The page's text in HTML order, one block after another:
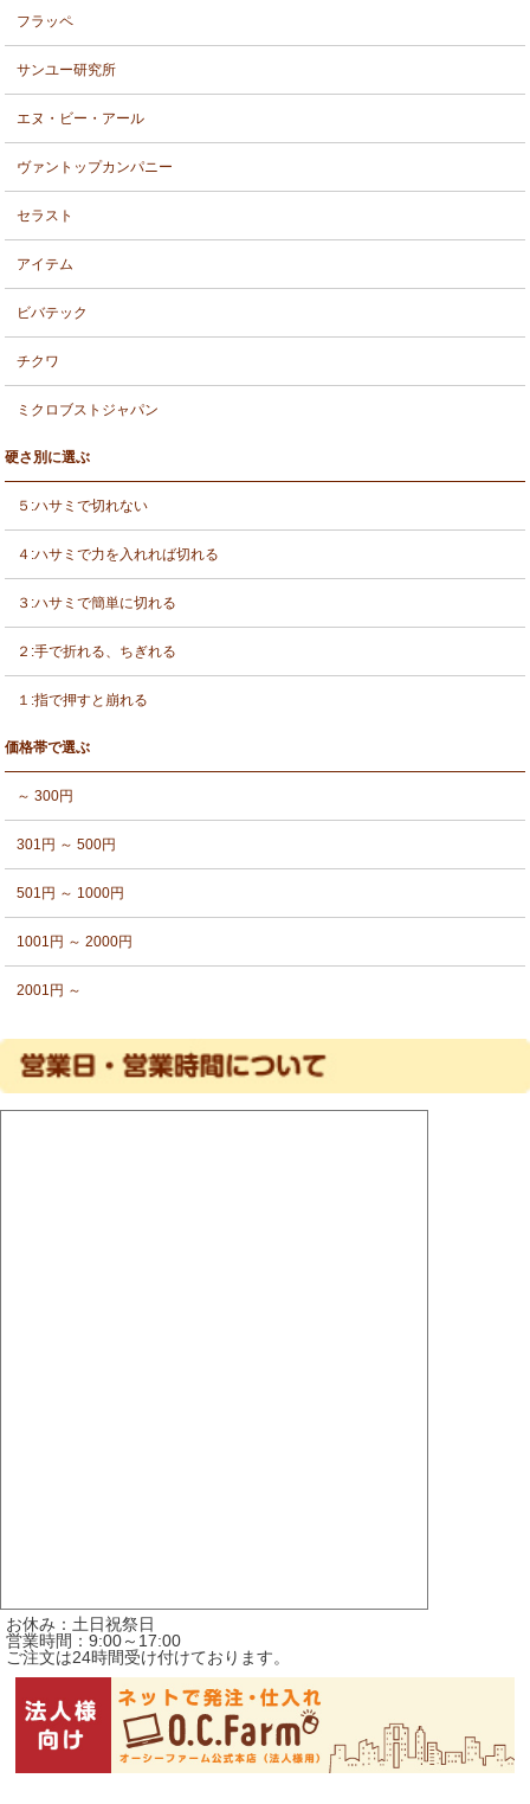
フラッペ
サンユー研究所
エヌ・ビー・アール
ヴァントップカンパニー
セラスト
アイテム
ビバテック
チクワ
ミクロブストジャパン
硬さ別に選ぶ
５:ハサミで切れない
４:ハサミで力を入れれば切れる
３:ハサミで簡単に切れる
２:手で折れる、ちぎれる
１:指で押すと崩れる
価格帯で選ぶ
～ 300円
301円 ～ 500円
501円 ～ 1000円
1001円 ～ 2000円
2001円 ～
お休み：土日祝祭日
営業時間：9:00～17:00
ご注文は24時間受け付けております。